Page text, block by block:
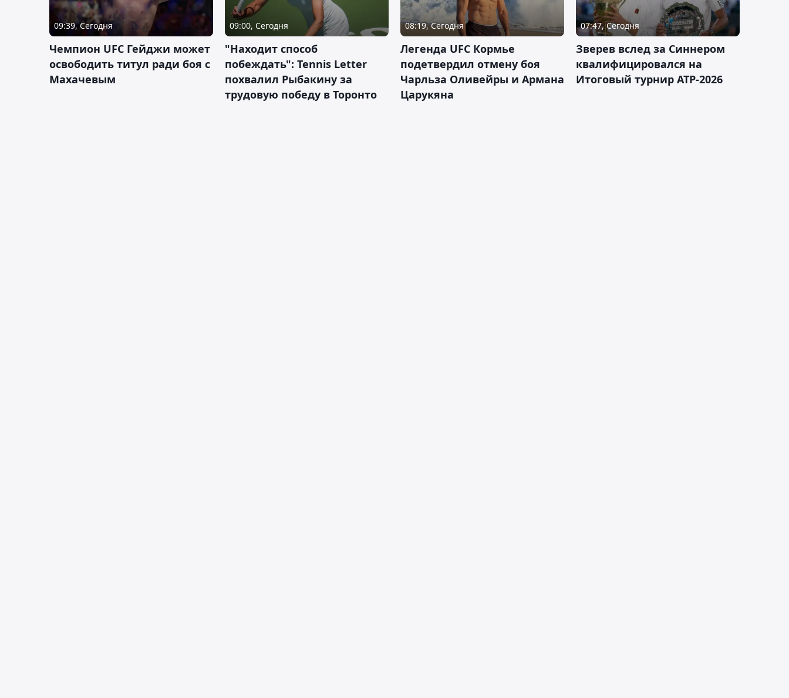
09:39, Сегодня
Чемпион UFC Гейджи может
освободить титул ради боя с
Махачевым
09:00, Сегодня
"Находит способ
побеждать": Tennis Letter
похвалил Рыбакину за
трудовую победу в Торонто
08:19, Сегодня
Легенда UFC Кормье
подетвердил отмену боя
Чарльза Оливейры и Армана
Царукяна
07:47, Сегодня
Зверев вслед за Синнером
квалифицировался на
Итоговый турнир ATP-2026